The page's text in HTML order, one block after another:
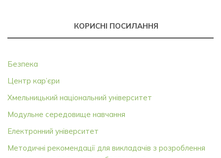
КОРИСНІ ПОСИЛАННЯ
Безпека
Центр кар’єри
Хмельницький національний університет
Модульне середовище навчання
Електронний університет
Методичні рекомендації для викладачів з розроблення